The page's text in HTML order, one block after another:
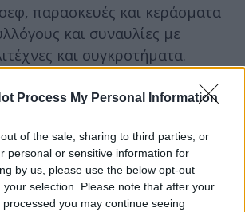
Process My Personal Information
of the sale, sharing to third parties, or
personal or sensitive information for
by us, please use the below opt-out
selection. Please note that after your
you may continue seeing
παρασκευές και κεράσματα
και συναυλίες με
και συγκροτήματα.